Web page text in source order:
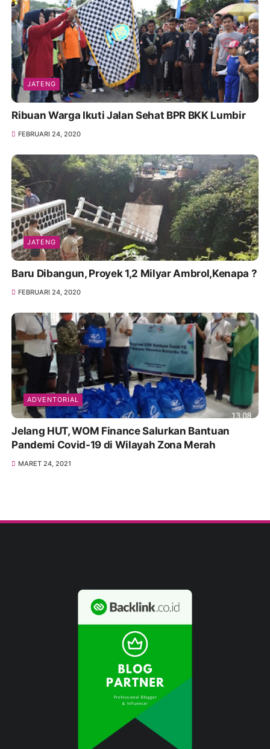
JATENG
Ribuan Warga Ikuti Jalan Sehat BPR BKK Lumbir
FEBRUARI 24, 2020
JATENG
Baru Dibangun, Proyek 1,2 Milyar Ambrol,Kenapa ?
FEBRUARI 24, 2020
ADVENTORIAL
Jelang HUT, WOM Finance Salurkan Bantuan
Pandemi Covid-19 di Wilayah Zona Merah
MARET 24, 2021